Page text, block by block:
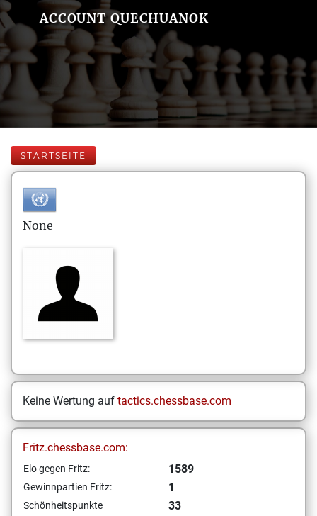
ACCOUNT QUECHUANOK
STARTSEITE
None
Keine Wertung auf tactics.chessbase.com
Fritz.chessbase.com:
Elo gegen Fritz: 1589
Gewinnpartien Fritz: 1
Schönheitspunkte
33